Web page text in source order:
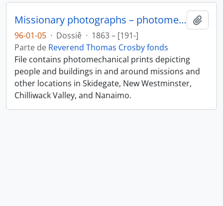
Missionary photographs – photomechanical
96-01-05 · Dossiê · 1863 – [191-]
Parte de Reverend Thomas Crosby fonds
File contains photomechanical prints depicting
people and buildings in and around missions and
other locations in Skidegate, New Westminster,
Chilliwack Valley, and Nanaimo.